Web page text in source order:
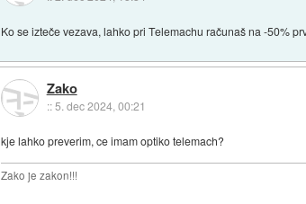
Ko se izteče vezava, lahko pri Telemachu računaš na -50%
Zako
::5. dec 2024, 00:21
kje lahko preverim, ce imam optiko telemach?
Zako je zakon!!!